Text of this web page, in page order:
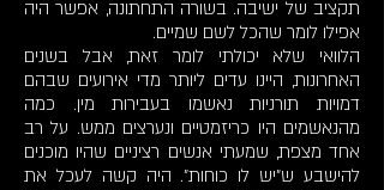
תקציב של ישיבה. בשורה התחתונה, אפשר היה
אפילו לומר שהכל לשם שמיים.
הלוואי שלא יכולתי לומר זאת, אבל בשנים
האחרונות, היינו עדים ליותר מדי אירועים שבהם
דמויות תורניות נאשמו בעבירות מין. כמה
מהנאשמים היו כריזמטיים ונערצים ממש. על רב
אחד מצפת, שמעתי אנשים רציניים שהיו מוכנים
להישבע ש"יש לו כוחות". היה קשה לעכל את